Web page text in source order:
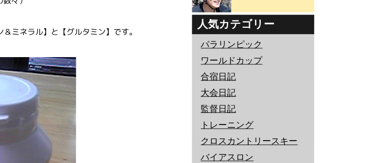
ミネラル】と【グルタミン】です。
人気カテゴリー
パラリンピック
ワールドカップ
合宿日記
大会日記
監督日記
トレーニング
クロスカントリースキー
バイアスロン